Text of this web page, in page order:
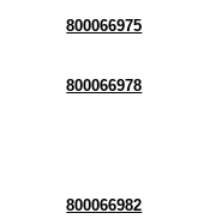
800066975
800066978
800066982